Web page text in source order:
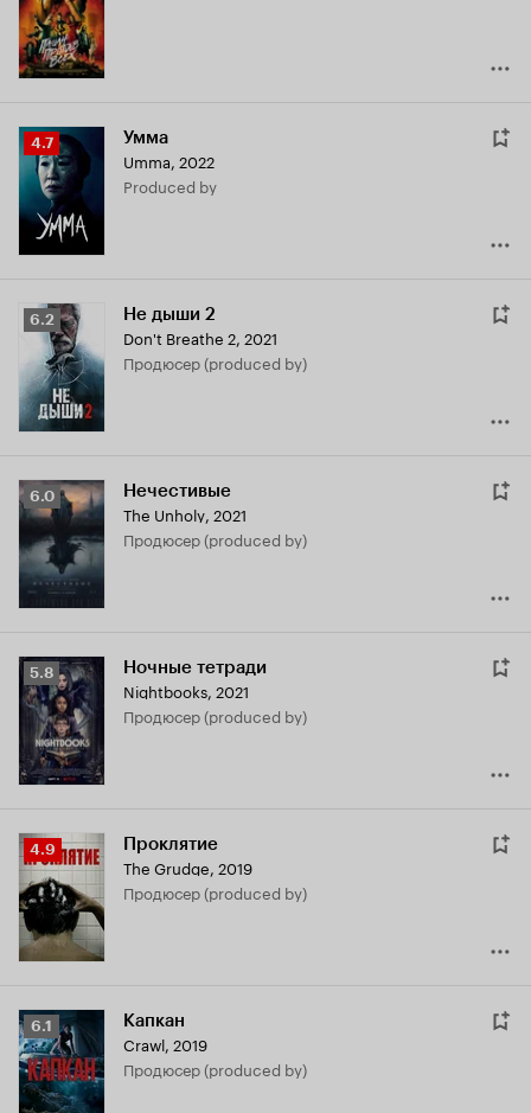
6.5
Рейтинг
Кинопоиска
4.7
4.7 Умма
Umma, 2022
produced by
Рейтинг
Кинопоиска
6.2
6.2 Не дыши 2
Don't Breathe 2, 2021
продюсер (produced by)
Рейтинг
Кинопоиска
6.0
6.0 Нечестивые
The Unholy, 2021
продюсер (produced by)
Рейтинг
Кинопоиска
5.8
5.8 Ночные тетради
Nightbooks, 2021
продюсер (produced by)
Рейтинг
Кинопоиска
4.9
4.9 Проклятие
The Grudge, 2019
продюсер (produced by)
Рейтинг
Кинопоиска
6.1
6.1 Капкан
Crawl, 2019
продюсер (produced by)